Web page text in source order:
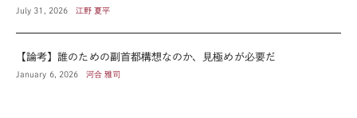
July 31, 2026 江野 夏平
【論考】誰のための副首都構想なのか、見極めが必要だ
January 6, 2026 河合 雅司